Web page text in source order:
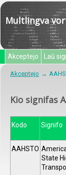
Multlingva
Akceptejo Laŭ
Akceptejo
Kio signifas
Kodo Signifo
AAHSTO
State